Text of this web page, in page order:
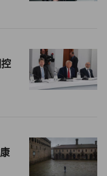
少量介入或完全无需
Amodei）最近收
领入门级岗位的争议
来不同的结果。
时，就可能引发异常